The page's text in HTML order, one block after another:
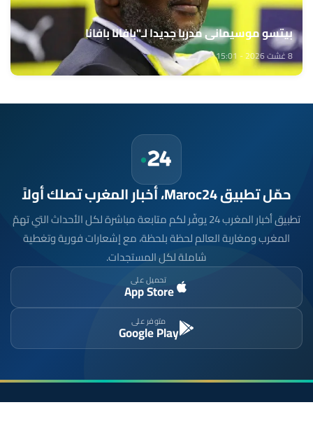
بيتسو موسيماني مدربا جديدا لـ"بافانا بافانا
8 غشت 2026 - 15:01
حمّل تطبيق Maroc24، أخبار المغرب تصلك أولاً
تطبيق أخبار المغرب 24 يوفّر لكم متابعة مباشرة لكل الأحداث التي تهمّ
المغرب ومغاربة العالم لحظة بلحظة، مع إشعارات فورية وتغطية
شاملة لكل المستجدات.
تحميل على
App Store
متوفر على
Google Play